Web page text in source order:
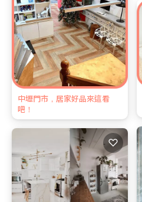
中壢門市，居家好品來這看
吧！
♡